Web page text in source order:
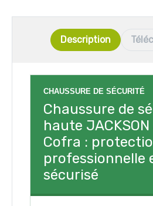
Description
CHAUSSURE DE SÉCURITÉ
Chaussure de
haute
Cofra :
professionnelle
sécurisé